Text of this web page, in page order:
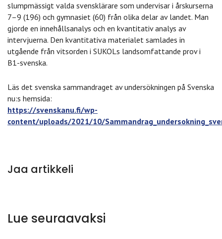
slumpmässigt valda svensklärare som undervisar i årskurserna
7–9 (196) och gymnasiet (60) från olika delar av landet. Man
gjorde en innehållsanalys och en kvantitativ analys av
intervjuerna. Den kvantitativa materialet samlades in
utgående från vitsorden i SUKOLs landsomfattande prov i
B1-svenska.
Läs det svenska sammandraget av undersökningen på Svenska
nu:s hemsida:
https://svenskanu.fi/wp-
content/uploads/2021/10/
Jaa artikkeli
Lue seuraavaksi